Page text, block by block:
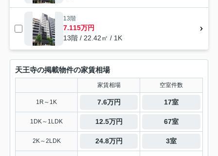
13階
7.115万円
13階 / 22.42㎡ / 1K
天王寺の掲載物件の家賃相場
家賃相場 空室件数
1R～1K 7.6万円 17室
1DK～1LDK 12.5万円 67室
2K～2LDK 24.8万円 3室